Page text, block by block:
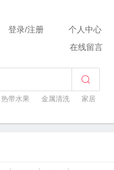
热带水果 金属清洗
家居
登录/注册
个人中心
在线留言